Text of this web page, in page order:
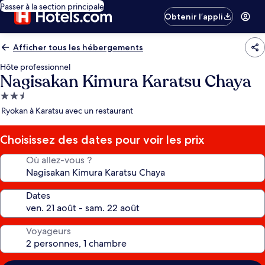
Passer à la section principale
Obtenir l’appli
Afficher tous les hébergements
Hôte professionnel
Nagisakan Kimura Karatsu Chaya
Hébergement
2.5 étoiles
Ryokan à Karatsu avec un restaurant
Choisissez des dates pour voir les prix
Où allez-vous ?
Dates
Voyageurs